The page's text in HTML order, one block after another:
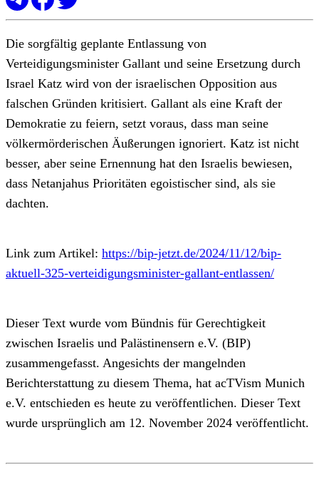
Die sorgfältig geplante Entlassung von
Verteidigungsminister Gallant und seine Ersetzung durch
Israel Katz wird von der israelischen Opposition aus
falschen Gründen kritisiert. Gallant als eine Kraft der
Demokratie zu feiern, setzt voraus, dass man seine
völkermörderischen Äußerungen ignoriert. Katz ist nicht
besser, aber seine Ernennung hat den Israelis bewiesen,
dass Netanjahus Prioritäten egoistischer sind, als sie
dachten.
Link zum Artikel: https://bip-jetzt.de/2024/11/12/bip-
aktuell-325-verteidigungsminister-gallant-entlassen/
Dieser Text wurde vom Bündnis für Gerechtigkeit
zwischen Israelis und Palästinensern e.V. (BIP)
zusammengefasst. Angesichts der mangelnden
Berichterstattung zu diesem Thema, hat acTVism Munich
e.V. entschieden es heute zu veröffentlichen. Dieser Text
wurde ursprünglich am 12. November 2024 veröffentlicht.